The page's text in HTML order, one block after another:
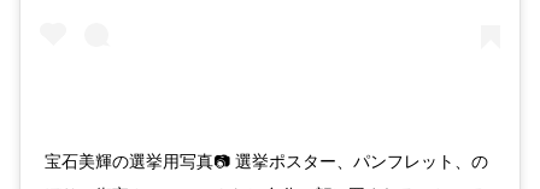
宝石美輝の選挙用写真📷 選挙ポスター、パンフレット、の